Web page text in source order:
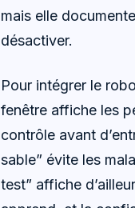
mais elle
désactiver.
Pour intégrer le
fenêtre affiche les
contrôle avant
sable” évite les
test” affiche